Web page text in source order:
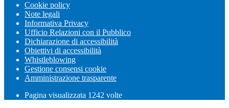
Cookie policy
Note legali
Informativa Privacy
Ufficio Relazioni con il Pubblico
Dichiarazione di accessibilità
Obiettivi di accessibilità
Whistleblowing
Gestione consensi cookie
Amministrazione trasparente
Pagina visualizzata 1242 volte